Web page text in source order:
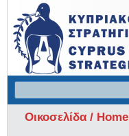
Οικοσελίδα / Home